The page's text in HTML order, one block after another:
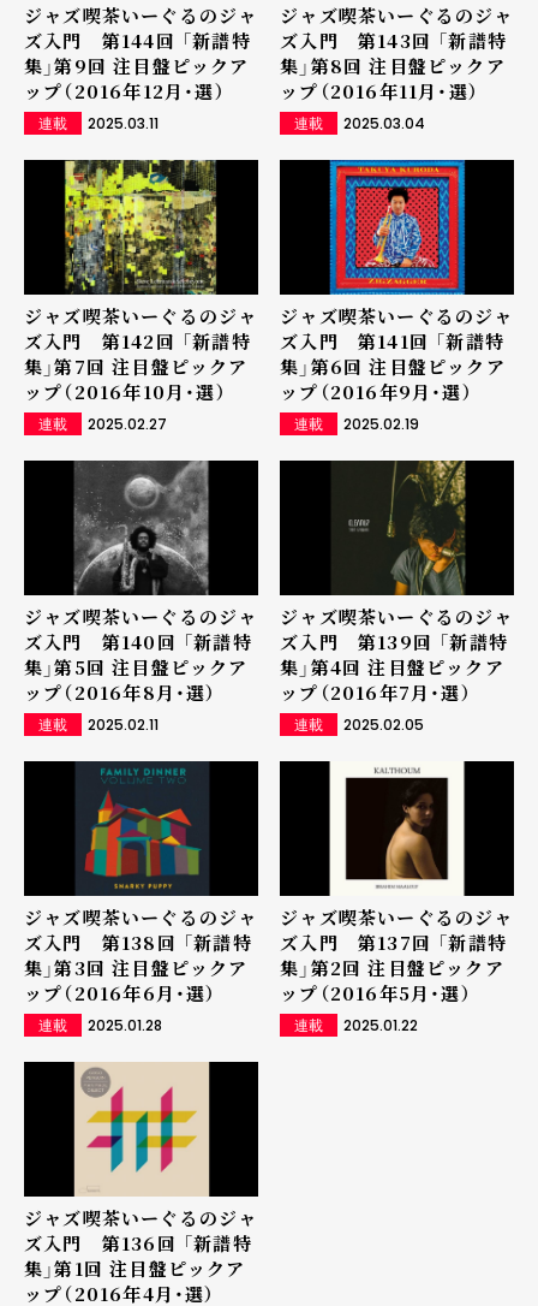
ジャズ喫茶いーぐるのジャ
ズ入門 第144回 「新譜特
集」第9回 注目盤ピックア
ップ（2016年12月・選）
連載 2025.03.11
ジャズ喫茶いーぐるのジャ
ズ入門 第143回 「新譜特
集」第8回 注目盤ピックア
ップ（2016年11月・選）
連載 2025.03.04
ジャズ喫茶いーぐるのジャ
ズ入門 第142回 「新譜特
集」第7回 注目盤ピックア
ップ（2016年10月・選）
連載 2025.02.27
ジャズ喫茶いーぐるのジャ
ズ入門 第141回 「新譜特
集」第6回 注目盤ピックア
ップ（2016年9月・選）
連載 2025.02.19
ジャズ喫茶いーぐるのジャ
ズ入門 第140回 「新譜特
集」第5回 注目盤ピックア
ップ（2016年8月・選）
連載 2025.02.11
ジャズ喫茶いーぐるのジャ
ズ入門 第139回 「新譜特
集」第4回 注目盤ピックア
ップ（2016年7月・選）
連載 2025.02.05
ジャズ喫茶いーぐるのジャ
ズ入門 第138回 「新譜特
集」第3回 注目盤ピックア
ップ（2016年6月・選）
連載 2025.01.28
ジャズ喫茶いーぐるのジャ
ズ入門 第137回 「新譜特
集」第2回 注目盤ピックア
ップ（2016年5月・選）
連載 2025.01.22
ジャズ喫茶いーぐるのジャ
ズ入門 第136回 「新譜特
集」第1回 注目盤ピックア
ップ（2016年4月・選）